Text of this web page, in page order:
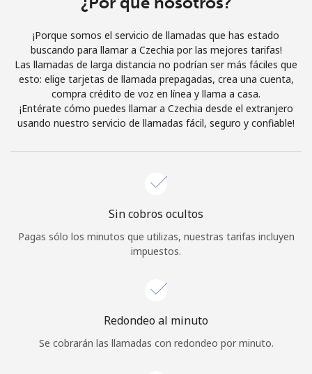
o
Continuar con
¡Porque somos el servicio de llamadas que has estado
buscando para llamar a Czechia por las mejores tarifas!
Las llamadas de larga distancia no podrían ser más fáciles que
esto: elige tarjetas de llamada prepagadas, crea una cuenta,
compra crédito de voz en línea y llama a casa.
¡Entérate cómo puedes llamar a Czechia desde el extranjero
usando nuestro servicio de llamadas fácil, seguro y confiable!
Sin cobros ocultos
Pagas sólo los minutos que utilizas, nuestras tarifas incluyen
impuestos.
Redondeo al minuto
Se cobrarán las llamadas con redondeo por minuto.